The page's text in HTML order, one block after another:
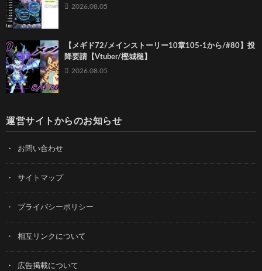
2026.08.05
【メギド72/メインストーリー10章105-1から/#80】投
降要請【Vtuber/樫城槌】
2026.08.05
運営サイトからのお知らせ
お問い合わせ
サイトマップ
プライバシーポリシー
相互リンクについて
広告掲載について